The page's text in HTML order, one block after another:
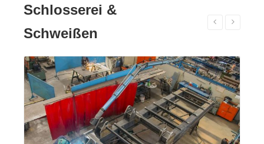
Schlosserei &
Schweißen